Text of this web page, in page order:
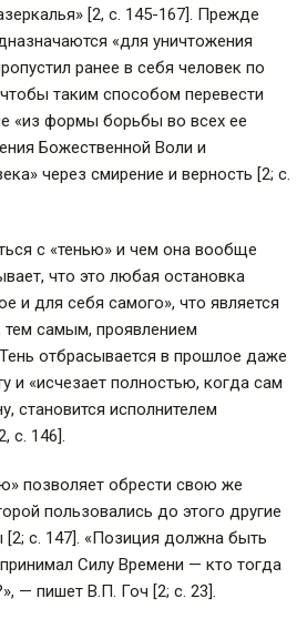
[2, с. 145-167]. Прежде
«для уничтожения
ранее в себя человек по
таким способом перевести
«из формы борьбы во всех ее
Божественной Воли и
через смирение и верность [2; с.
с «тенью» и чем она вообще
что это любая остановка
и для себя самого», что является
самым, проявлением
отбрасывается в прошлое даже
и «исчезает полностью, когда сам
становится исполнителем
с. 146].
позволяет обрести свою же
пользовались до этого другие
с. 147]. «Позиция должна быть
Силу Времени — кто тогда
— пишет В.П. Гоч [2; с. 23].